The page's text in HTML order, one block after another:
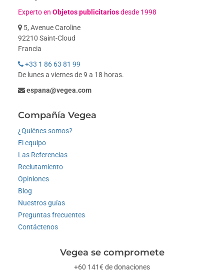
Experto enObjetos publicitariosdesde 1998
5, Avenue Caroline
92210 Saint-Cloud
Francia
+33 1 86 63 81 99
De lunes a viernes de 9 a 18 horas.
espana@vegea.com
Compañía Vegea
¿Quiénes somos?
El equipo
Las Referencias
Reclutamiento
Opiniones
Blog
Nuestros guías
Preguntas frecuentes
Contáctenos
Vegea se compromete
+60 141€ de donaciones